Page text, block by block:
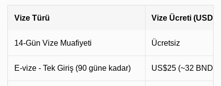
Vize Türü Vize Ücreti (USD)
14-Gün Vize Muafiyeti Ücretsiz
E-vize - Tek Giriş (90 güne kadar) US$25 (~32 BND)